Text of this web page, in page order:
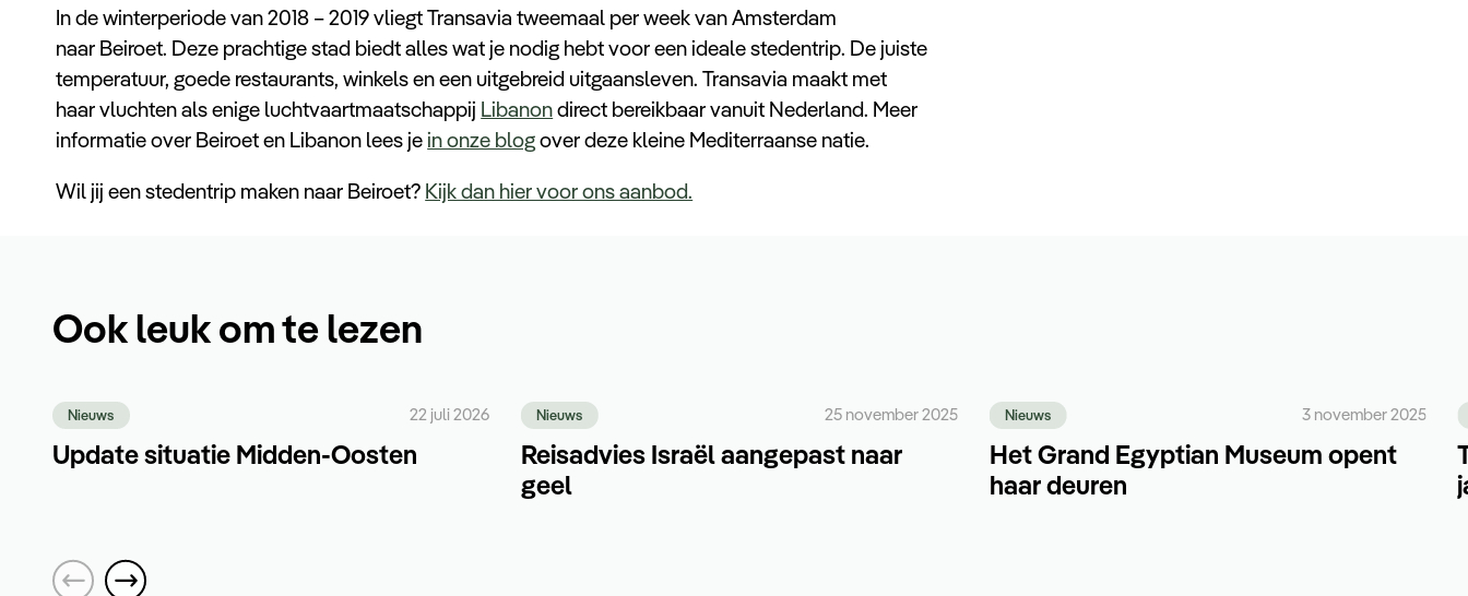
In de winterperiode van 2018 – 2019 vliegt Transavia tweemaal per week van Amsterdam
naar Beiroet. Deze prachtige stad biedt alles wat je nodig hebt voor een ideale stedentrip. De juiste
temperatuur, goede restaurants, winkels en een uitgebreid uitgaansleven. Transavia maakt met
haar vluchten als enige luchtvaartmaatschappij Libanondirect bereikbaar vanuit Nederland. Meer
informatie over Beiroet en Libanon lees jein onze blogover deze kleine Mediterraanse natie.
Wil jij een stedentrip maken naar Beiroet? Kijk dan hier voor ons aanbod.
Ook leuk om te lezen
Nieuws 22 juli 2026
Update situatie Midden-Oosten
Nieuws 25 november 2025
Reisadvies Israël aangepast naar
geel
Nieuws 3 november 2025
Het Grand Egyptian Museum opent
haar deuren